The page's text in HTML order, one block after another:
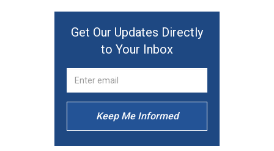
Get Our Updates Directly
to Your Inbox
Keep Me Informed